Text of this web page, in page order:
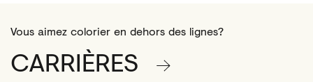
Vous aimez colorier en dehors des lignes?
CARRIÈRES